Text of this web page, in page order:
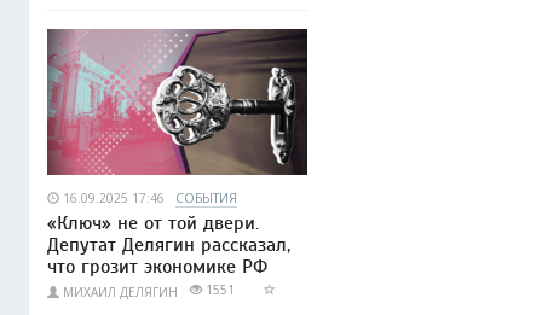
16.09.2025 17:46 СОБЫТИЯ
«Ключ» не от той двери.
Депутат Делягин рассказал,
что грозит экономике РФ
МИХАИЛ ДЕЛЯГИН 1551